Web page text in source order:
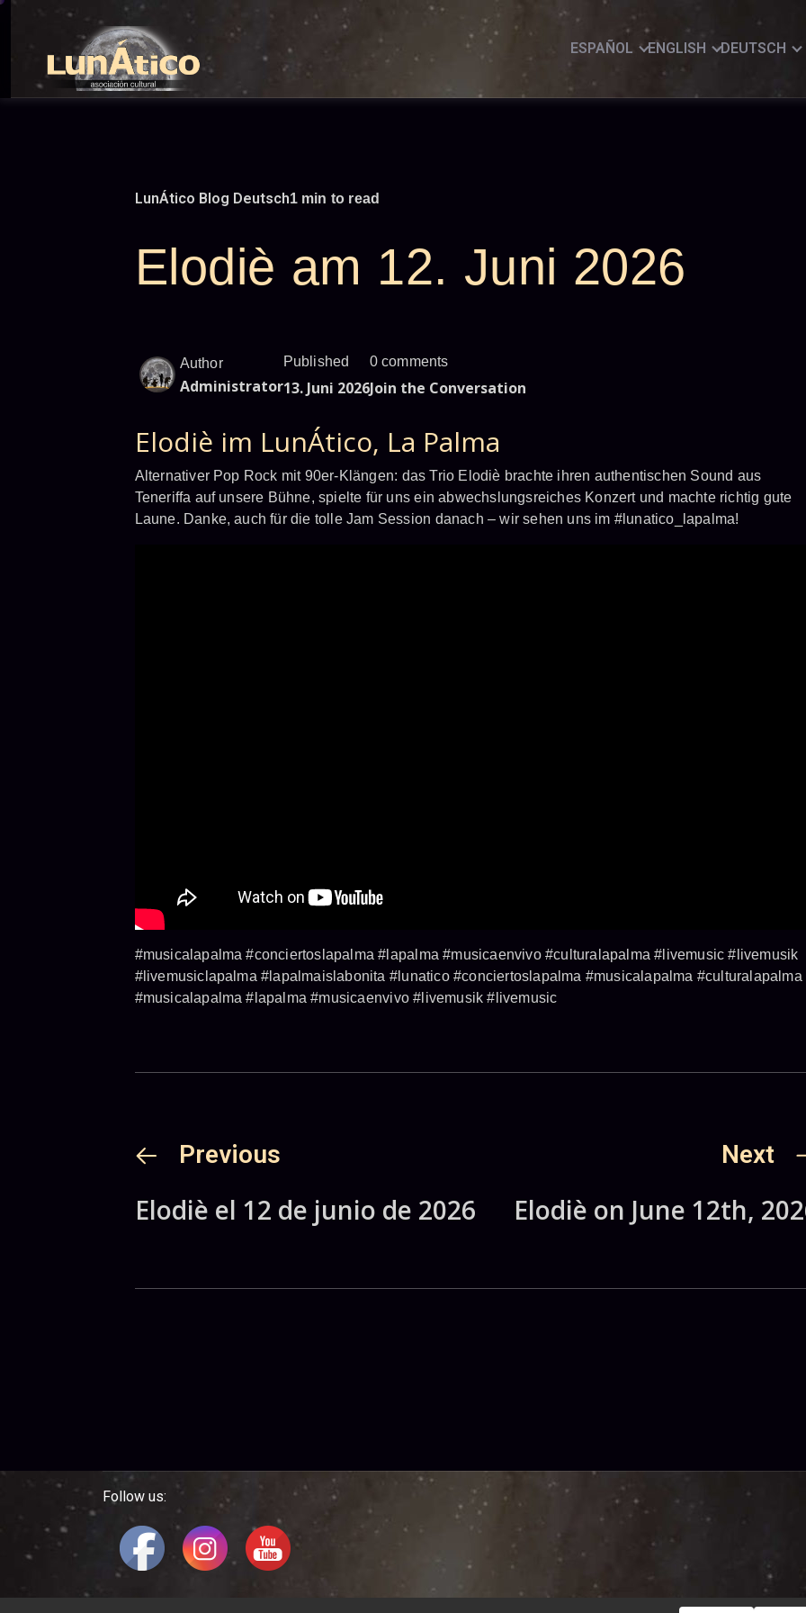
Skip
ESPAÑOL ENGLISH DEUTSCH
LunÁtico Blog Deutsch1 min to read
Elodiè am 12. Juni 2026
Author
Administrator
Published
13. Juni 2026
0 comments
Join the Conversation
Elodiè im LunÁtico, La Palma
Alternativer Pop Rock mit 90er-Klängen: das Trio Elodiè brachte ihren authentischen Sound aus
Teneriffa auf unsere Bühne, spielte für uns ein abwechslungsreiches Konzert und machte richtig gute
Laune. Danke, auch für die tolle Jam Session danach – wir sehen uns im #lunatico_lapalma!
#musicalapalma #conciertoslapalma #lapalma #musicaenvivo #culturalapalma #livemusic #livemusik
#livemusiclapalma #lapalmaislabonita #lunatico #conciertoslapalma #musicalapalma #culturalapalma
#musicalapalma #lapalma #musicaenvivo #livemusik #livemusic
Previous
Elodiè el 12 de junio de 2026
Next
Elodiè on June 12th,
Follow us: